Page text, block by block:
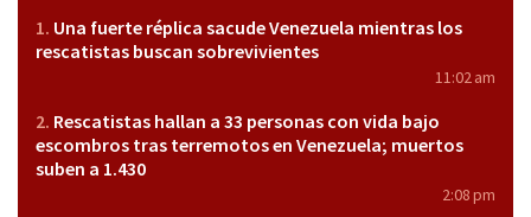
Una fuerte réplica sacude Venezuela mientras los
rescatistas buscan sobrevivientes
11:02 am
Rescatistas hallan a 33 personas con vida bajo
escombros tras terremotos en Venezuela; muertos
suben a 1.430
2:08 pm